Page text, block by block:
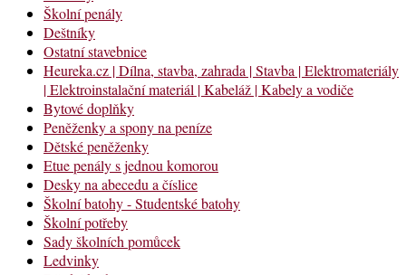
Školní penály
Deštníky
Ostatní stavebnice
Heureka.cz | Dílna, stavba, zahrada | Stavba | Elektromateriály
| Elektroinstalační materiál | Kabeláž | Kabely a vodiče
Bytové doplňky
Peněženky a spony na peníze
Dětské peněženky
Etue penály s jednou komorou
Desky na abecedu a číslice
Školní batohy - Studentské batohy
Školní potřeby
Sady školních pomůcek
Ledvinky